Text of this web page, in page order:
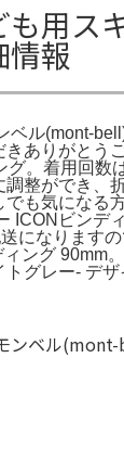
用ス
情報
ベル(mont-
きありがと
グ。着用回数
調整ができ、
も気になる
ICONビン
になります
ィング 90mm
グレー- デザ